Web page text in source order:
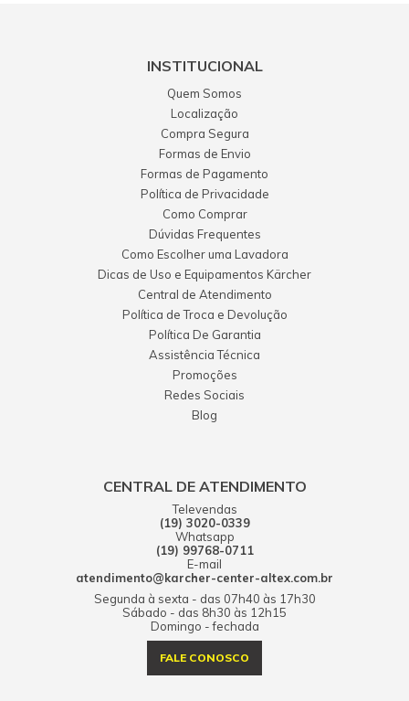
INSTITUCIONAL
Quem Somos
Localização
Compra Segura
Formas de Envio
Formas de Pagamento
Política de Privacidade
Como Comprar
Dúvidas Frequentes
Como Escolher uma Lavadora
Dicas de Uso e Equipamentos Kärcher
Central de Atendimento
Política de Troca e Devolução
Política De Garantia
Assistência Técnica
Promoções
Redes Sociais
Blog
CENTRAL DE ATENDIMENTO
Televendas
(19) 3020-0339
Whatsapp
(19) 99768-0711
E-mail
atendimento@karcher-center-altex.com.br
Segunda à sexta - das 07h40 às 17h30
Sábado - das 8h30 às 12h15
Domingo - fechada
FALE CONOSCO